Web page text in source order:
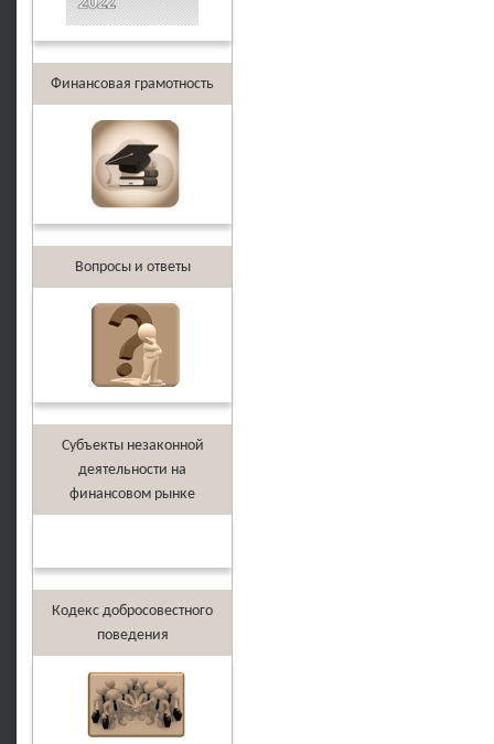
Финансовая грамотность
Вопросы и ответы
Субъекты незаконной
деятельности на
финансовом рынке
Кодекс добросовестного
поведения